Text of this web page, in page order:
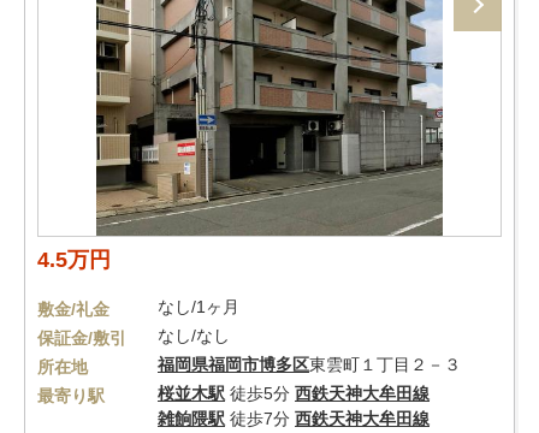
4.5万円
敷金/礼金
なし/1ヶ月
保証金/敷引
なし/なし
所在地
福岡県福岡市博多区東雲町１丁目２－３
最寄り駅
桜並木駅 徒歩5分 西鉄天神大牟田線
雑餉隈駅 徒歩7分 西鉄天神大牟田線